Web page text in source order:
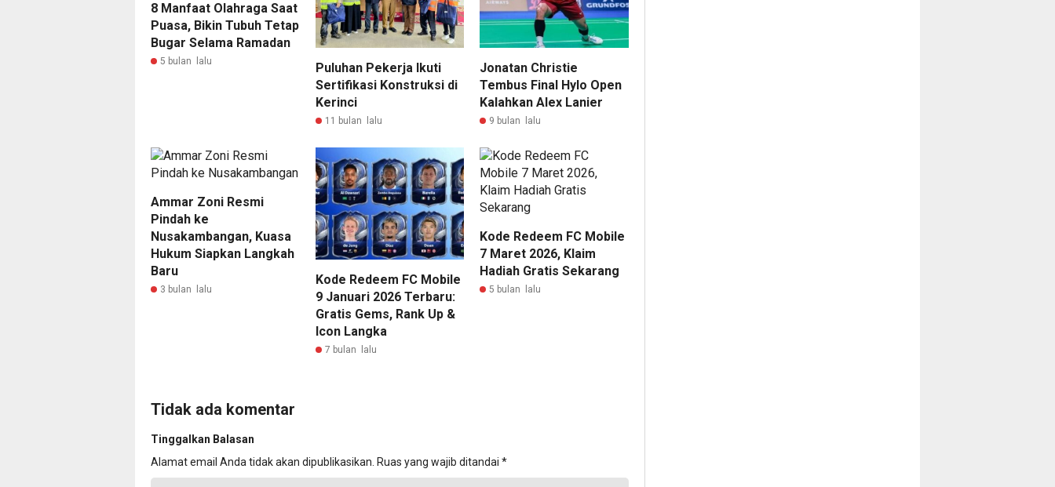
8 Manfaat Olahraga Saat
Puasa, Bikin Tubuh Tetap
Bugar Selama Ramadan
5 bulan lalu
Puluhan Pekerja Ikuti
Sertifikasi Konstruksi di
Kerinci
11 bulan lalu
Jonatan Christie
Tembus Final Hylo Open
Kalahkan Alex Lanier
9 bulan lalu
Ammar Zoni Resmi
Pindah ke
Nusakambangan, Kuasa
Hukum Siapkan Langkah
Baru
3 bulan lalu
Kode Redeem FC Mobile
9 Januari 2026 Terbaru:
Gratis Gems, Rank Up &
Icon Langka
7 bulan lalu
Kode Redeem FC Mobile
7 Maret 2026, Klaim
Hadiah Gratis Sekarang
5 bulan lalu
Tidak ada komentar
Tinggalkan Balasan
Alamat email Anda tidak akan dipublikasikan. Ruas yang wajib ditandai *